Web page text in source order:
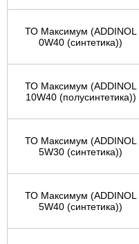
ТО Максимум (ADDINOL
0W40 (синтетика))
ТО Максимум (ADDINOL
10W40 (полусинтетика))
ТО Максимум (ADDINOL
5W30 (синтетика))
ТО Максимум (ADDINOL
5W40 (синтетика))